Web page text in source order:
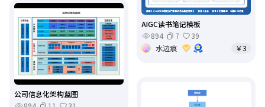
AIGC读书笔记模板
894
7
39
水边痕
￥3
公司信息化架构蓝图